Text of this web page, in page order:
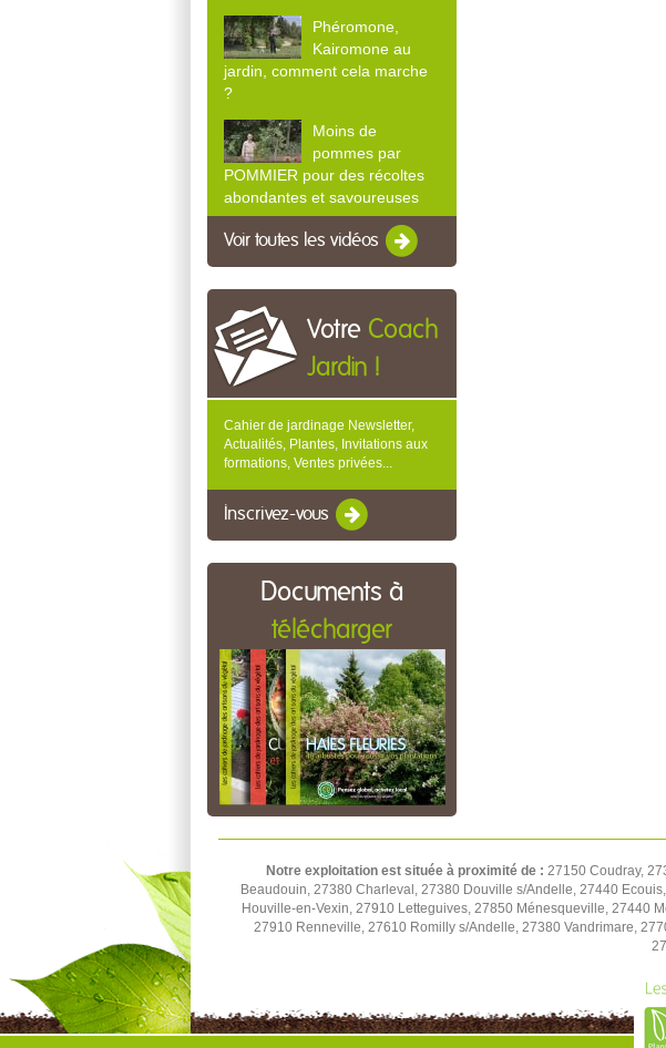
Phéromone,
Kairomone au
jardin, comment cela marche
?
Moins de
pommes par
POMMIER pour des récoltes
abondantes et savoureuses
Voir toutes les vidéos
Votre Coach
Jardin !
Cahier de jardinage Newsletter,
Actualités, Plantes, Invitations aux
formations, Ventes privées...
Inscrivez-vous
Documents à
télécharger
Notre exploitation est située à proximité de : 27150 Coudray,
Beaudouin, 27380 Charleval, 27380 Douville s/Andelle, 27440
Houville-en-Vexin, 27910 Letteguives, 27850 Ménesqueville, 27440
27910 Renneville, 27610 Romilly s/Andelle, 27380 Vandrimare,